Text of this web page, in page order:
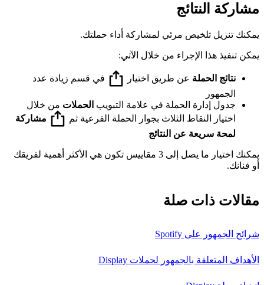
مشاركة النتائج
يمكنك تنزيل تلخيص مرئي لمشاركة أداء حملتك.
يمكن تنفيذ هذا الإجراء من خلال الآتي:
نتائج الحملة عن طريق اختيار
في قسم زيادة عدد
الجمهور
جدول إدارة الحملة في علامة التبويب الحملات من خلال
اختيار النقاط الثلاث بجوار الحملة الفرعية ثم
مشاركة
لمحة سريعة عن النتائج
يمكنك اختيار ما يصل إلى 3 مقاييس تكون هي الأكثر أهمية لفريقك
أو فنانك.
مقالات ذات صلة
شرائح الجمهور على Spotify
الأهداف المتعلقة بالجمهور لحملات Display